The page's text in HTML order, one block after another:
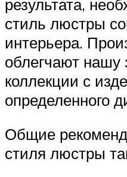
результата,
стиль люстры
интерьера.
облегчают нашу
коллекции с
определенного
Общие
стиля люстры